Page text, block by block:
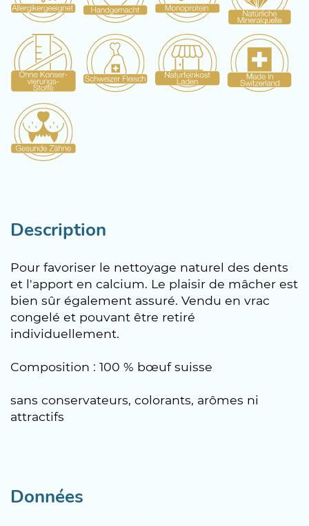
Description
Pour favoriser le nettoyage naturel des dents
et l'apport en calcium. Le plaisir de mâcher est
bien sûr également assuré. Vendu en vrac
congelé et pouvant être retiré
individuellement.
Composition : 100 % bœuf suisse
sans conservateurs, colorants, arômes ni
attractifs
Données